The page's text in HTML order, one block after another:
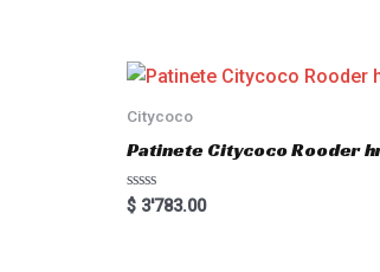
o
u
o
f
5
Citycoco
Patinete Citycoco Rooder
R
a
$ 3'783.00